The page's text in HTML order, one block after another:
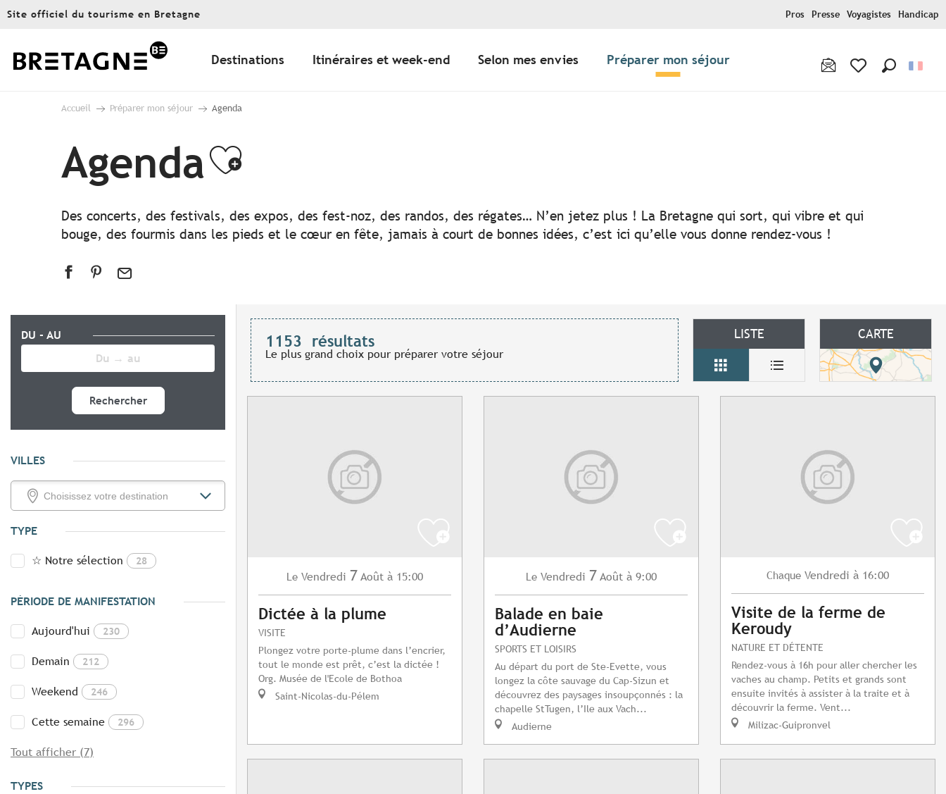
Aller
principal
Site officiel du tourisme en Bretagne Pros Presse Voyagistes Handicap
Destinations Itinéraires et week-end Selon mes envies Préparer mon séjour
Accueil Préparer mon séjour Agenda
AgendaAjouter aux favoris
Des concerts, des festivals, des expos, des fest-noz, des randos, des régates… N’en jetez plus ! La Bretagne qui sort, qui vibre et qui
bouge, des fourmis dans les pieds et le cœur en fête, jamais à court de bonnes idées, c’est ici qu’elle vous donne rendez-vous !
DU - AU
Rechercher
VILLES
TYPE
☆ Notre sélection 28
PÉRIODE DE MANIFESTATION
Aujourd'hui 230
Demain 212
Weekend 246
Cette semaine 296
Tout afficher (7)
TYPES
1153 résultats
Le plus grand choix pour préparer votre séjour
LISTE CARTE
Le Vendredi 7 Août à 15:00
Dictée à la plume
VISITE
Plongez votre porte-plume dans l’encrier,
tout le monde est prêt, c’est la dictée !
Org. Musée de l'Ecole de Bothoa
Saint-Nicolas-du-Pélem
Le Vendredi 7 Août à 9:00
Balade en baie
d’Audierne
SPORTS ET LOISIRS
Au départ du port de Ste-Evette, vous
longez la côte sauvage du Cap-Sizun et
découvrez des paysages insoupçonnés : la
chapelle StTugen, l’Ile aux Vach...
Audierne
Chaque Vendredi à 16:00
Visite de la ferme de
Keroudy
NATURE ET DÉTENTE
Rendez-vous à 16h pour aller chercher les
vaches au champ. Petits et grands sont
ensuite invités à assister à la traite et à
découvrir la ferme. Vent...
Milizac-Guipronvel